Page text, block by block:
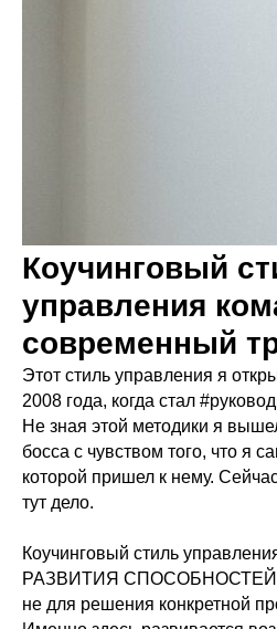
Коучинговый
управления
современный
Этот стиль управления я
2008 года, когда стал
Не зная этой методики я
босса с чувством того, что я
которой пришел к нему.
тут дело.
Коучинговый стиль
РАЗВИТИЯ СПОСОБНОСТЕЙ
не для решения конкретной